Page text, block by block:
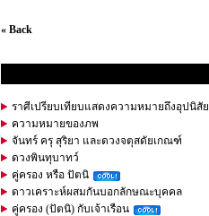
« Back
ราศีเปรียบเทียบแสดงความหมายถึงอุปนิสัย
ความหมายของภพ
จันทร์ ครุ สุริยา และดวงจตุสดัยเกณฑ์
ดวงพินทุบาทว์
คู่ครอง หรือ ปัตนิ
ดาวเคราะห์ผสมกันบอกลักษณะบุคคล
คู่ครอง (ปัตนิ) กับเจ้าเรือน